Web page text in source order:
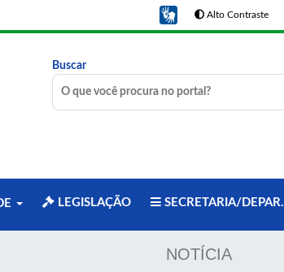
Alto Contraste
Buscar
LEGISLAÇÃO SECRETARIA/DEPAR.
NOTÍCIA